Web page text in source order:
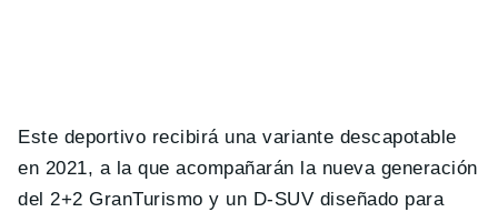
Este deportivo recibirá una variante descapotable
en 2021, a la que acompañarán la nueva generación
del 2+2 GranTurismo y un D-SUV diseñado para